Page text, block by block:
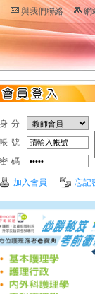
與我們聯絡 網
身分
帳號
密碼
加入會員 忘記